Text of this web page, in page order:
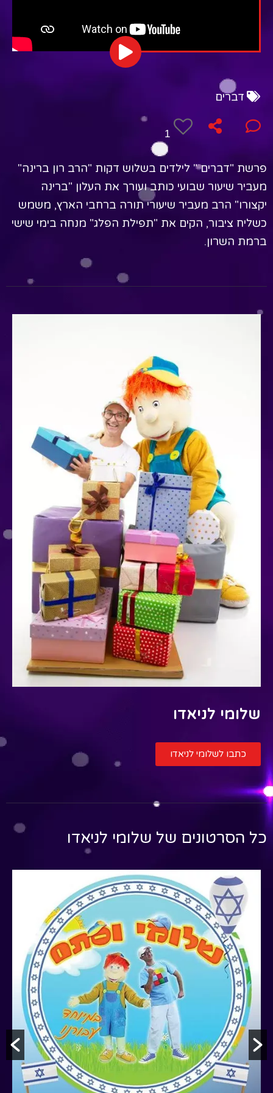
דברים
1
פרשת "דברים " לילדים בשלוש דקות "הרב רון ברינה"
מעביר שיעור שבועי כותב ועורך את העלון "ברינה
יקצורו" הרב מעביר שיעורי תורה ברחבי הארץ, משמש
כשליח ציבור, הקים את "תפילת הפלג" מנחה בימי שישי
ברמת השרון.
שלומי לניאדו
כתבו לשלומי לניאדו
כל הסרטונים של שלומי לניאדו